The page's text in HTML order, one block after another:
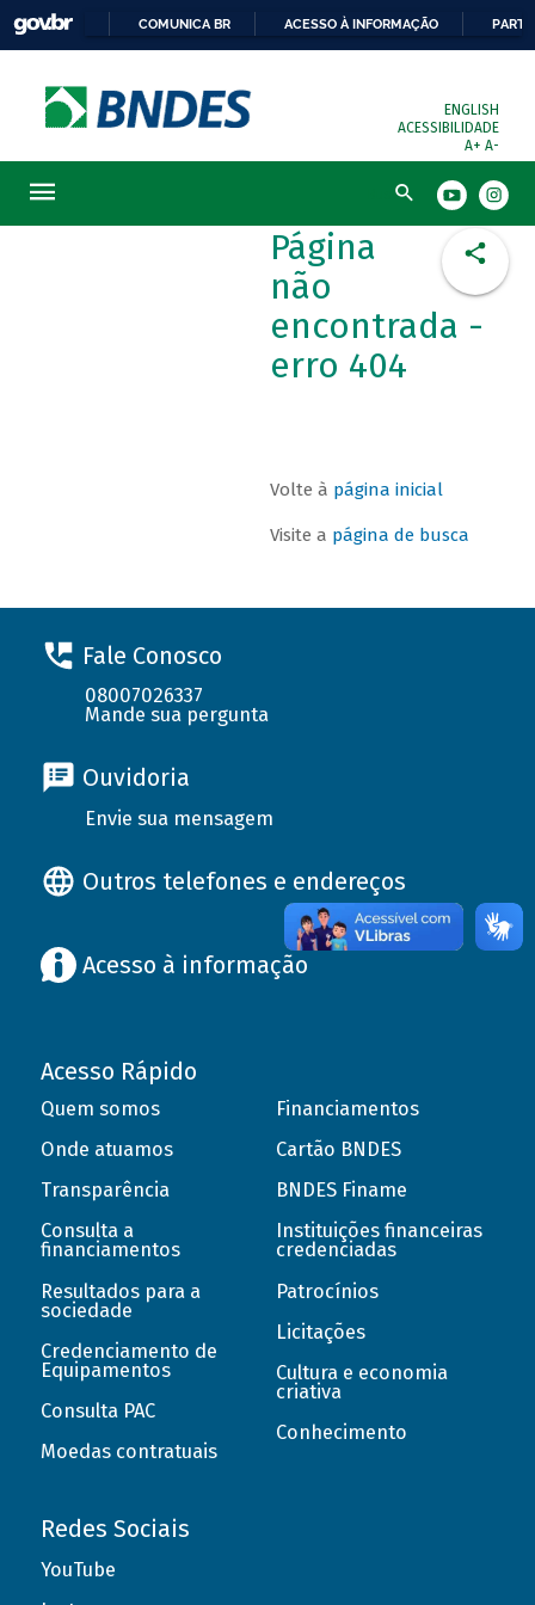
COMUNICA BR ACESSO À INFORMAÇÃO
ENGLISH
ACESSIBILIDADE
A+ A-
Busca
Página
não
encontrada -
erro 404
Volte à página inicial
Visite a página de busca
Fale Conosco
08007026337
Mande sua pergunta
Ouvidoria
Envie sua mensagem
Outros telefones e endereços
Acesso à informação
Acesso Rápido
Quem somos
Onde atuamos
Transparência
Consulta a
financiamentos
Resultados para a
sociedade
Credenciamento de
Equipamentos
Consulta PAC
Moedas contratuais
Financiamentos
Cartão BNDES
BNDES Finame
Instituições financeiras
credenciadas
Patrocínios
Licitações
Cultura e economia
criativa
Conhecimento
Redes Sociais
YouTube